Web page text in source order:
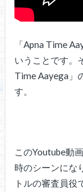
「Apna Time
いうことです。
Time Aayega」
す。
このYoutube動
時のシーンにな
トルの審査員役